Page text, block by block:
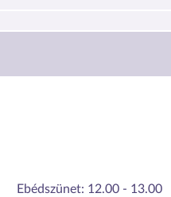
Ebédszünet: 12.00 - 13.00